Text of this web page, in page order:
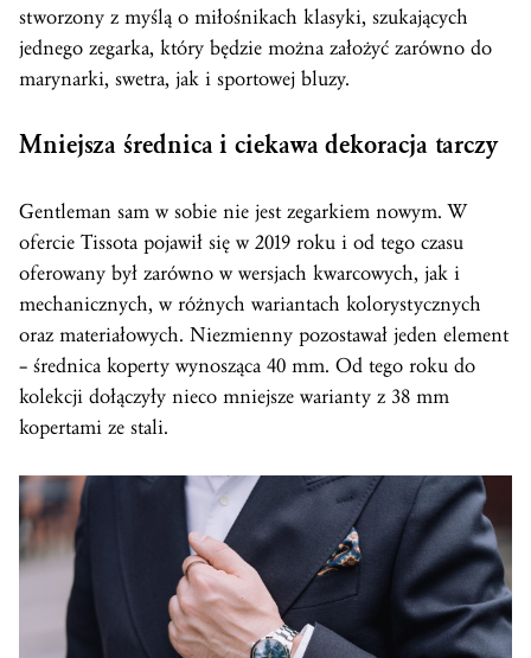
stworzony z myślą o miłośnikach klasyki, szukających
jednego zegarka, który będzie można założyć zarówno do
marynarki, swetra, jak i sportowej bluzy.
Mniejsza średnica i ciekawa dekoracja tarczy
Gentleman sam w sobie nie jest zegarkiem nowym. W
ofercie Tissota pojawił się w 2019 roku i od tego czasu
oferowany był zarówno w wersjach kwarcowych, jak i
mechanicznych, w różnych wariantach kolorystycznych
oraz materiałowych. Niezmienny pozostawał jeden element
– średnica koperty wynosząca 40 mm. Od tego roku do
kolekcji dołączyły nieco mniejsze warianty z 38 mm
kopertami ze stali.